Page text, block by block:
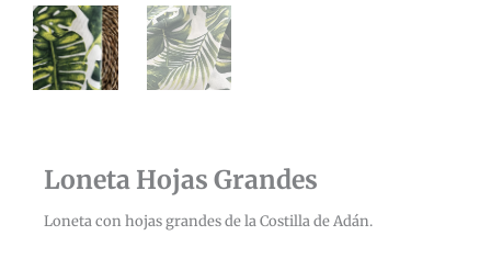
Loneta Hojas Grandes
Loneta con hojas grandes de la Costilla de Adán.